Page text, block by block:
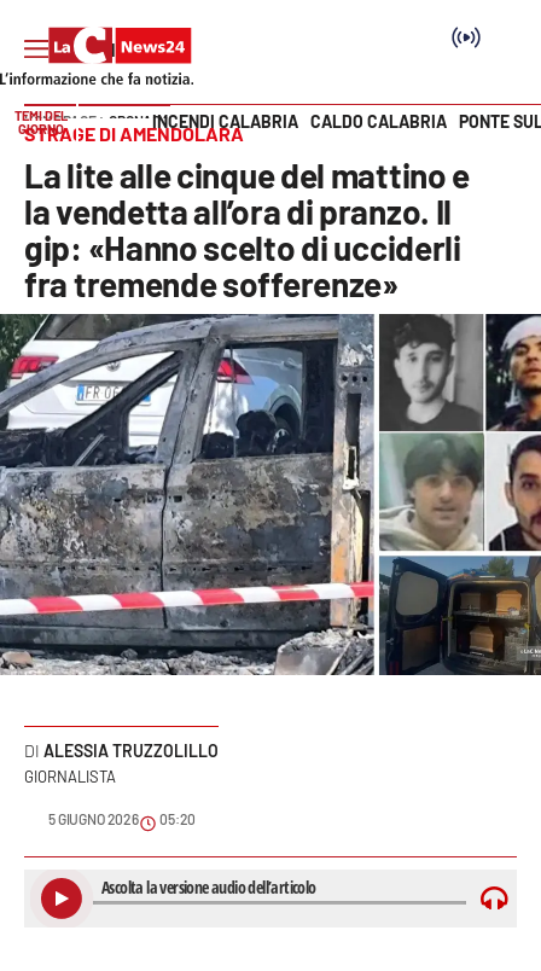
Cronaca
Politica
Attualità
Economia e lavoro
Italia Mondo
Sanità
Sport
Cultura
Podcast
Editoriali
Vai
TEMI DEL
GIORNO
INCENDI CALABRIA CALDO CALABRIA PONTE
HOME PAGE CRONACA
STRAGE DI AMENDOLARA
La lite alle cinque del mattino e
la vendetta all’ora di pranzo. Il
gip: «Hanno scelto di ucciderli
fra tremende sofferenze»
ALESSIA TRUZZOLILLO
GIORNALISTA
5 GIUGNO 2026 05:20